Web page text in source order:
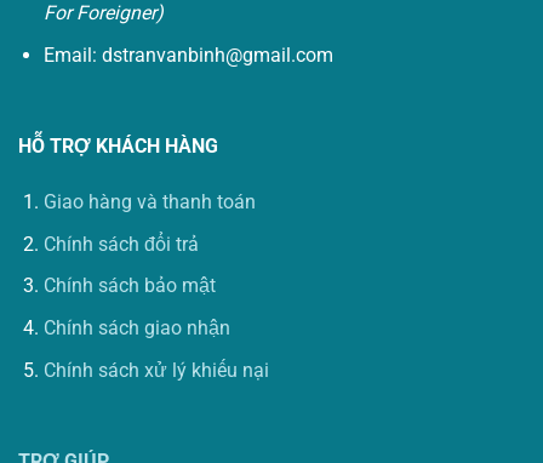
For Foreigner)
Email: dstranvanbinh@gmail.com
HỖ TRỢ KHÁCH HÀNG
Giao hàng và thanh toán
Chính sách đổi trả
Chính sách bảo mật
Chính sách giao nhận
Chính sách xử lý khiếu nại